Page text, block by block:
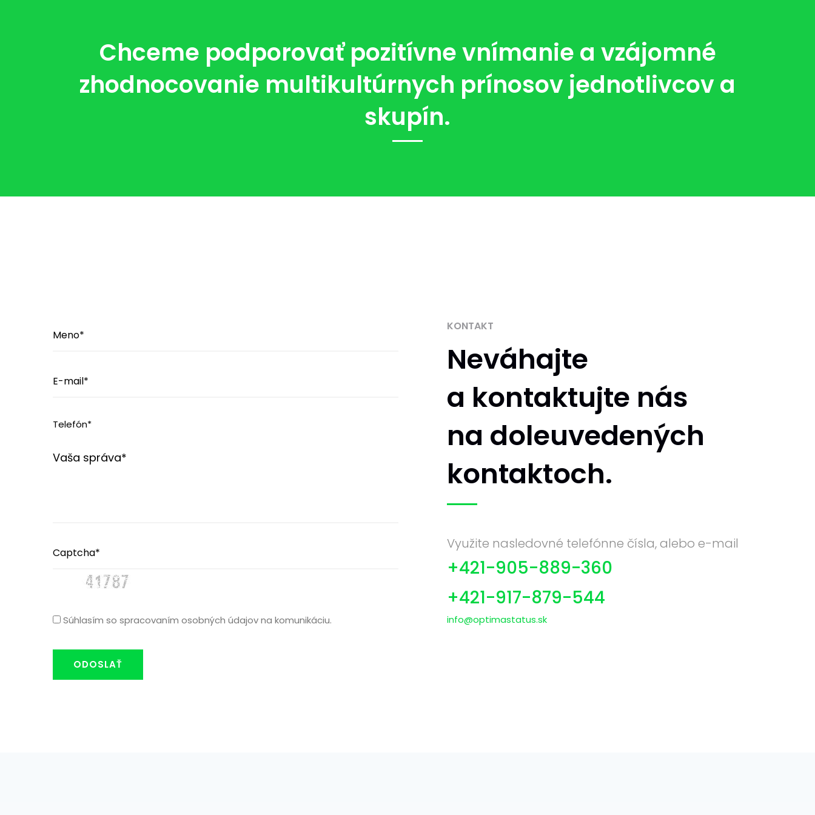
Chceme podporovať pozitívne vnímanie a vzájomné
zhodnocovanie multikultúrnych prínosov jednotlivcov a
skupín.
Súhlasím so spracovaním osobných údajov na komunikáciu.
ODOSLAŤ
KONTAKT
Neváhajte
a kontaktujte nás
na doleuvedených
kontaktoch.
Využite nasledovné telefónne čísla, alebo e-mail
+421-905-889-360
+421-917-879-544
info@optimastatus.sk